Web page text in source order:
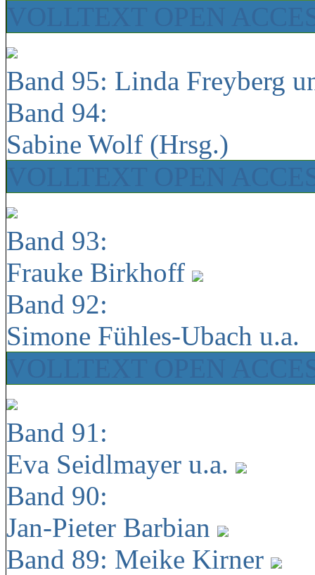
Band 95: Linda Freyberg
Band 94:
Sabine Wolf (Hrsg.)
Band 93:
Frauke Birkhoff
Band 92:
Simone Fühles-Ubach u.a.
Band 91:
Eva Seidlmayer u.a.
Band 90:
Jan-Pieter Barbian
Band 89: Meike Kirner